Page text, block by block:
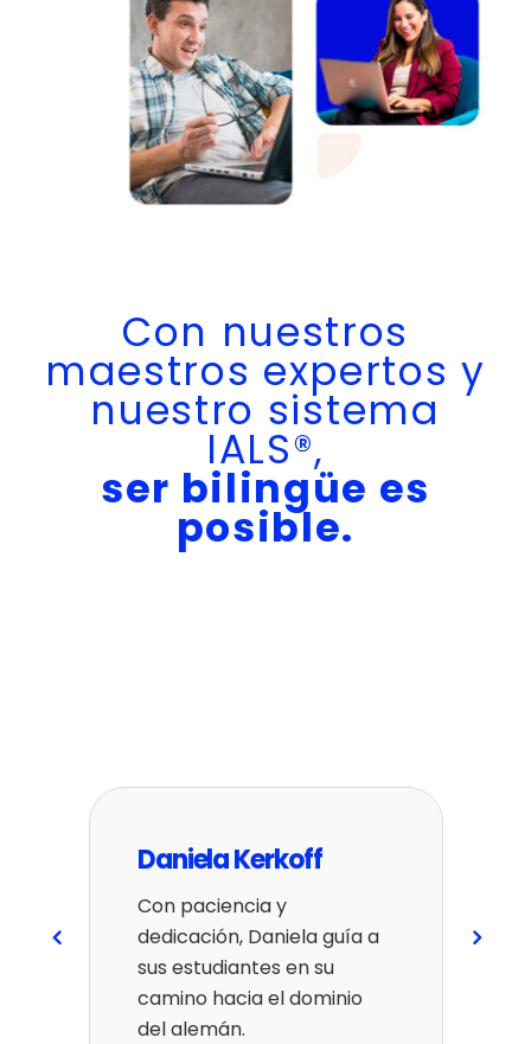
Con nuestros
maestros expertos y
nuestro sistema
IALS®,
ser bilingüe es
posible.
Daniela Kerkoff
Con paciencia y
dedicación, Daniela guía a
sus estudiantes en su
camino hacia el dominio
del alemán.